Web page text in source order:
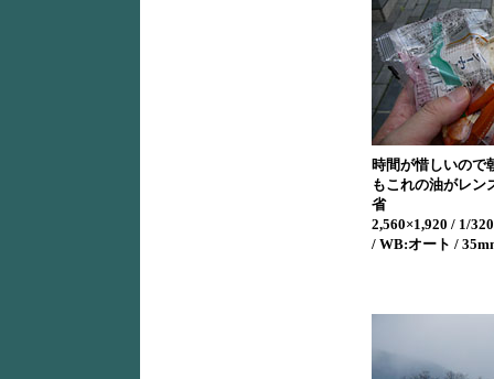
時間が惜しいので
もこれの油がレン
省
2,560×1,920 / 1/
/ WB:オート /